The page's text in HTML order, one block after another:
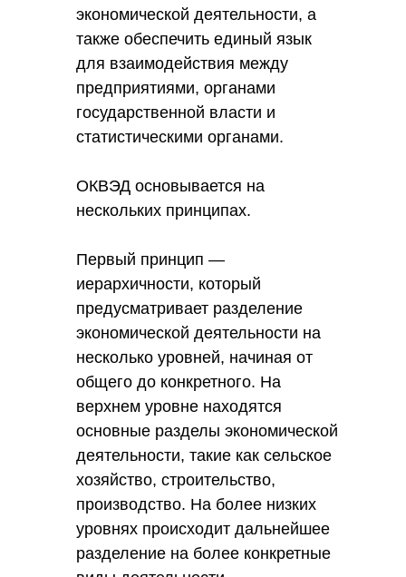
экономической деятельности, а
также обеспечить единый язык
для взаимодействия между
предприятиями, органами
государственной власти и
статистическими органами.
ОКВЭД основывается на
нескольких принципах.
Первый принцип —
иерархичности, который
предусматривает разделение
экономической деятельности на
несколько уровней, начиная от
общего до конкретного. На
верхнем уровне находятся
основные разделы экономической
деятельности, такие как сельское
хозяйство, строительство,
производство. На более низких
уровнях происходит дальнейшее
разделение на более конкретные